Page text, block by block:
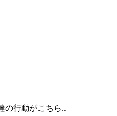
の行動がこちら…